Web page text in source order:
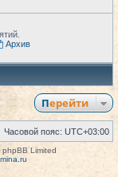
Архив
Перейти
Часовой пояс: UTC+03:00
Limited